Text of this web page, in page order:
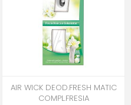
AIR WICK DEOD.FRESH MATIC
COMPL.FRESIA